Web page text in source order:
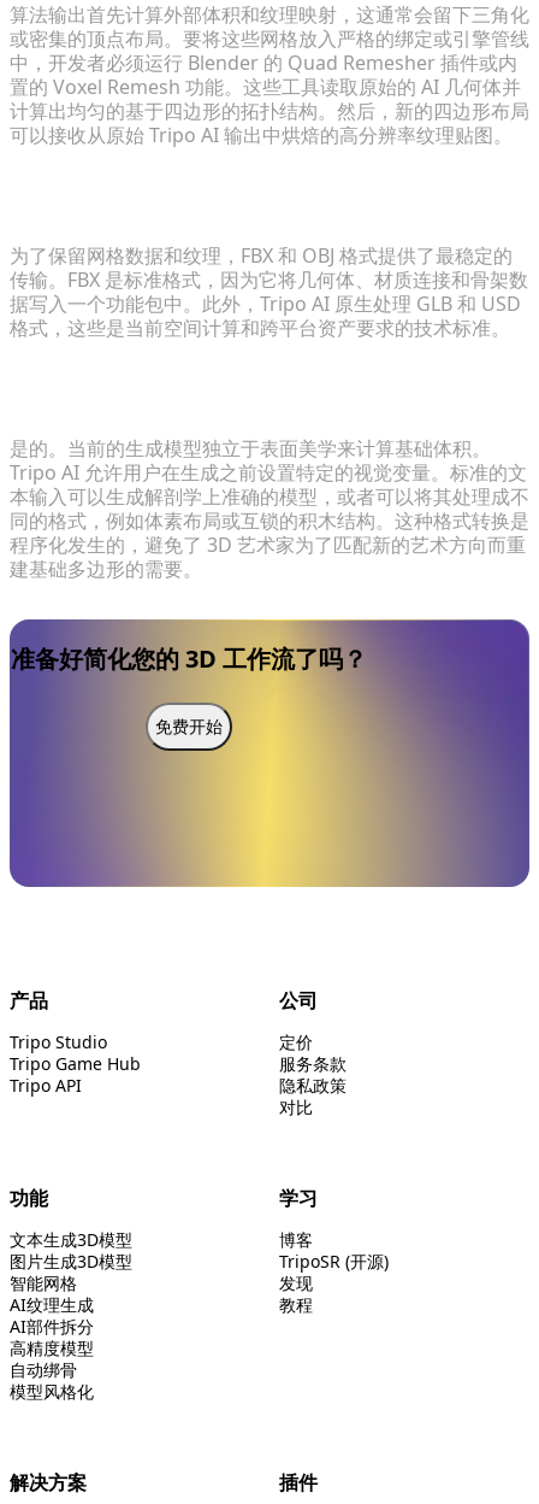
算法输出首先计算外部体积和纹理映射，这通常会留下三角化
或密集的顶点布局。要将这些网格放入严格的绑定或引擎管线
中，开发者必须运行 Blender 的 Quad Remesher 插件或内
置的 Voxel Remesh 功能。这些工具读取原始的 AI 几何体并
计算出均匀的基于四边形的拓扑结构。然后，新的四边形布局
可以接收从原始 Tripo AI 输出中烘焙的高分辨率纹理贴图。
为了保留网格数据和纹理，FBX 和 OBJ 格式提供了最稳定的
传输。FBX 是标准格式，因为它将几何体、材质连接和骨架数
据写入一个功能包中。此外，Tripo AI 原生处理 GLB 和 USD
格式，这些是当前空间计算和跨平台资产要求的技术标准。
是的。当前的生成模型独立于表面美学来计算基础体积。
Tripo AI 允许用户在生成之前设置特定的视觉变量。标准的文
本输入可以生成解剖学上准确的模型，或者可以将其处理成不
同的格式，例如体素布局或互锁的积木结构。这种格式转换是
程序化发生的，避免了 3D 艺术家为了匹配新的艺术方向而重
建基础多边形的需要。
准备好简化您的 3D 工作流了吗？
免费开始
产品
Tripo Studio
Tripo Game Hub
Tripo API
公司
定价
服务条款
隐私政策
对比
功能
文本生成3D模型
图片生成3D模型
智能网格
AI纹理生成
AI部件拆分
高精度模型
自动绑骨
模型风格化
学习
博客
TripoSR (开源)
发现
教程
解决方案 插件